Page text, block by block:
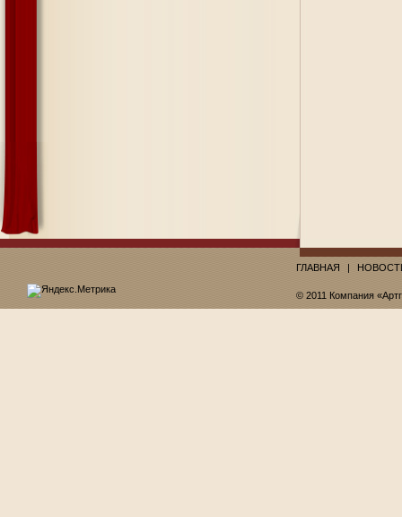
ГЛАВНАЯ
© 2011 Компания